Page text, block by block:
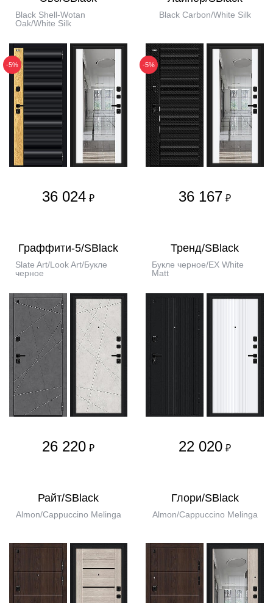
Black Shell-Wotan
Oak/White Silk
-5%
36 024 ₽
Black Carbon/White Silk
-5%
36 167 ₽
Граффити-5/SBlack
Slate Art/Look Art/Букле
черное
26 220 ₽
Тренд/SBlack
Букле черное/EX White
Matt
22 020 ₽
Райт/SBlack
Almon/Cappuccino Melinga
Глори/SBlack
Almon/Cappuccino Melinga